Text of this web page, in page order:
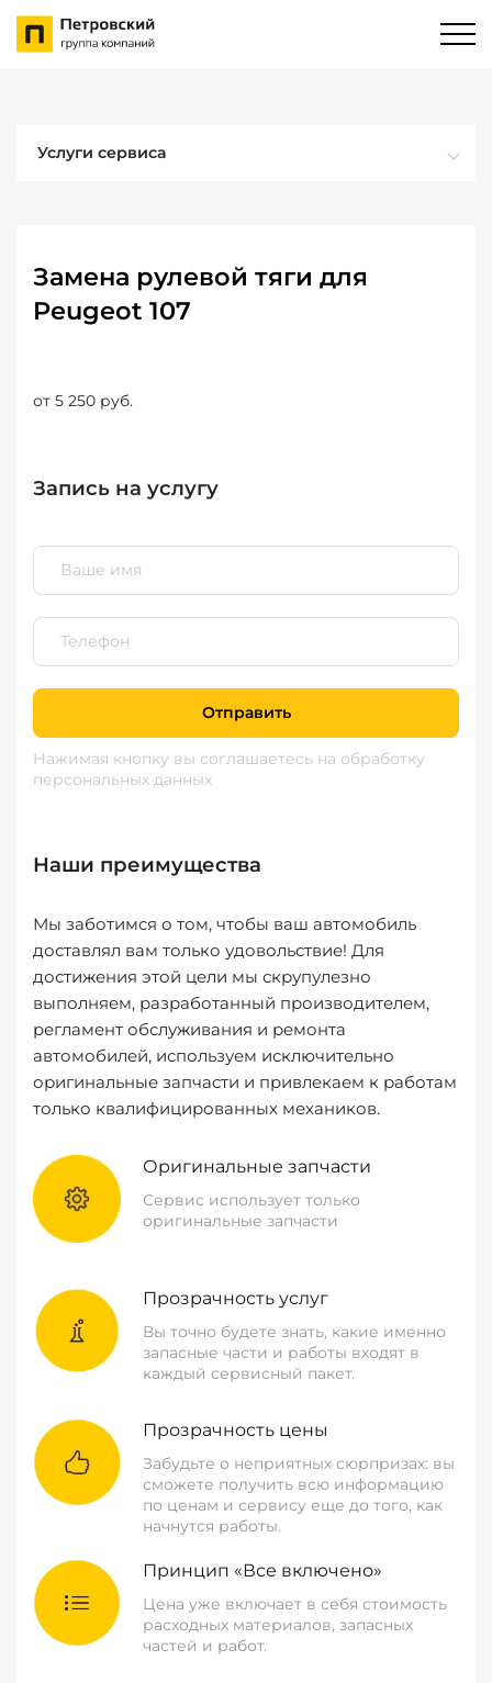
Услуги сервиса
Замена рулевой тяги для
Peugeot 107
от 5 250 руб.
Запись на услугу
Отправить
Нажимая кнопку вы соглашаетесь на обработку
персональных данных
Наши преимущества
Мы заботимся о том, чтобы ваш автомобиль
доставлял вам только удовольствие! Для
достижения этой цели мы скрупулезно
выполняем, разработанный производителем,
регламент обслуживания и ремонта
автомобилей, используем исключительно
оригинальные запчасти и привлекаем к работам
только квалифицированных механиков.
Оригинальные запчасти
Сервис использует только
оригинальные запчасти
Прозрачность услуг
Вы точно будете знать, какие именно
запасные части и работы входят в
каждый сервисный пакет.
Прозрачность цены
Забудьте о неприятных сюрпризах: вы
сможете получить всю информацию
по ценам и сервису еще до того, как
начнутся работы.
Принцип «Все включено»
Цена уже включает в себя стоимость
расходных материалов, запасных
частей и работ.